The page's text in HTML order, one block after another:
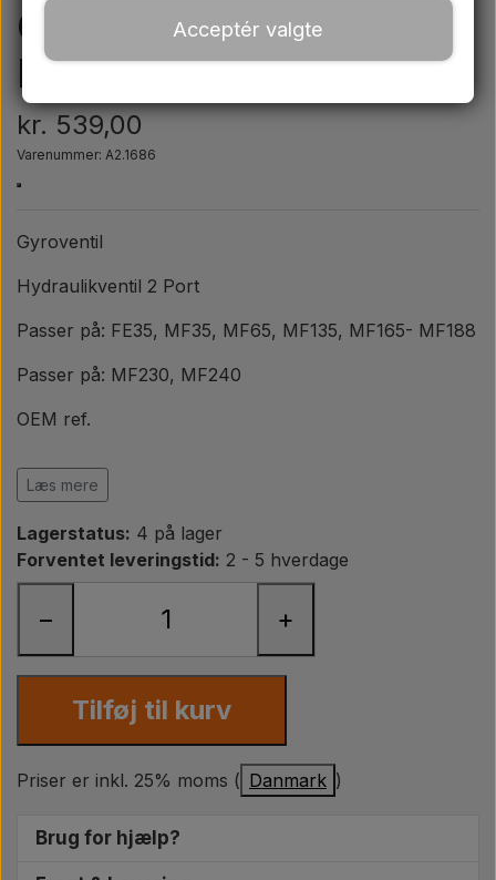
Traktordæk
Olie
LED Lygter
Pære
PTO Aksler GARDLOC
Tilbud
Gyroventil -
Hydraulikventil
kr. 539,00
Varenummer: A2.1686
Gyroventil
Hydraulikventil 2 Port
Passer på: FE35, MF35, MF65, MF135, MF165- MF188
Passer på: MF230, MF240
OEM ref.
S5940, S.5940, 1696239M92
Læs mere
Lagerstatus: 4 på lager
Forventet leveringstid: 2 - 5 hverdage
− +
Tilføj til kurv
Priser er inkl. 25% moms ( Danmark )
Brug for hjælp?
Vi sidder klar til at hjælpe dig med at finde de helt
Acceptér valgte